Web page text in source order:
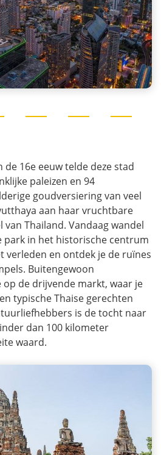
16e eeuw telde deze stad
paleizen en 94
goudversiering van veel
aan haar vruchtbare
Thailand. Vandaag wandel
in het historische centrum
verleden en ontdek je de ruïnes
Buitengewoon
de drijvende markt, waar je
typische Thaise gerechten
is de tocht naar
dan 100 kilometer
waard.